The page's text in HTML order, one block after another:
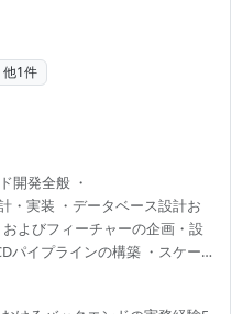
他1件
開発全般 ・
・実装 ・データベース設計お
よびフィーチャーの企画・設
パイプラインの構築 ・スケー
担当プロダクトごとに職種横